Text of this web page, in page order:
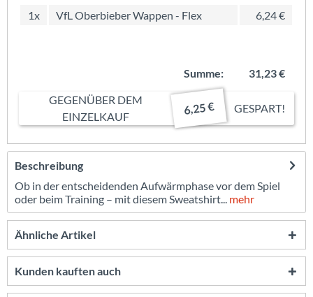
1x VfL Oberbieber Wappen - Flex 6,24 €
Summe:
31,23 €
GEGENÜBER DEM
EINZELKAUF
6,25 € GESPART!
Beschreibung
Ob in der entscheidenden Aufwärmphase vor dem Spiel
oder beim Training – mit diesem Sweatshirt... mehr
Ähnliche Artikel
Kunden kauften auch